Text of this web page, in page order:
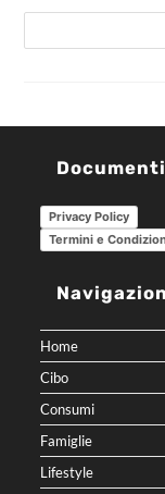
Documenti
Privacy Policy
Termini e
Home
Cibo
Consumi
Famiglie
Lifestyle